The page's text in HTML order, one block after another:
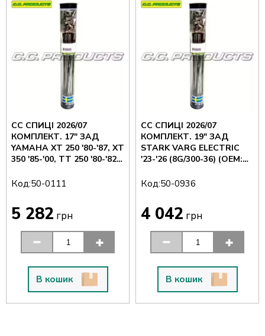
CC СПИЦІ 2026/07
КОМПЛЕКТ. 17" ЗАД
YAMAHA XT 250 '80-'87, XT
350 '85-'00, TT 250 '80-'82
3Y1-25304-00) (CC
Код:50-0111
5 282 грн
В кошик
CC СПИЦІ 2026/07
КОМПЛЕКТ. 19" ЗАД
STARK VARG ELECTRIC
'23-'26 (8G/300-36) (OEM:
(CC PRODUCTS)
Код:50-0936
4 042 грн
В кошик